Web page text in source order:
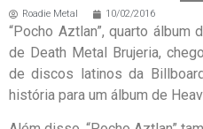
Roadie Metal 10/02/2016
“Pocho Aztlan”, quarto álbum
de Death Metal Brujeria,
de discos latinos da
história para um álbum de